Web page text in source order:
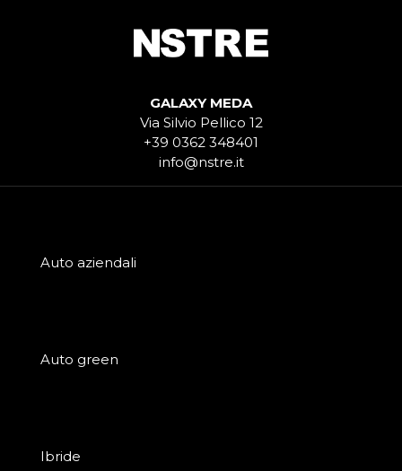
GALAXY MEDA
Via Silvio Pellico 12
+39 0362 348401
info@nstre.it
Auto aziendali
Auto green
Ibride